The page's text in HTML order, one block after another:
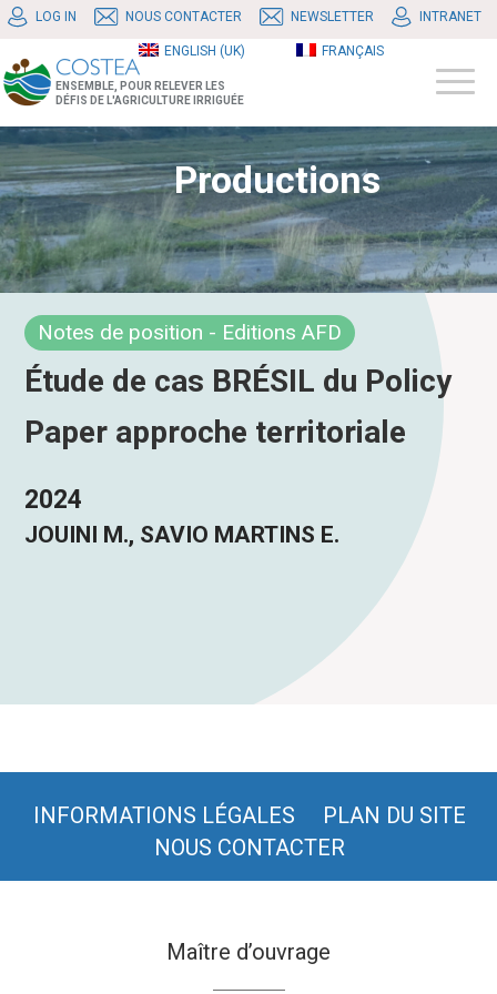
LOG IN NOUS CONTACTER NEWSLETTER INTRANET
ENGLISH (UK) FRANÇAIS
ENSEMBLE, POUR RELEVER LES
DÉFIS DE L'AGRICULTURE IRRIGUÉE
Productions
Notes de position - Editions AFD
Étude de cas BRÉSIL du Policy
Paper approche territoriale
2024
JOUINI M., SAVIO MARTINS E.
INFORMATIONS LÉGALES
PLAN DU SITE
NOUS CONTACTER
Maître d’ouvrage